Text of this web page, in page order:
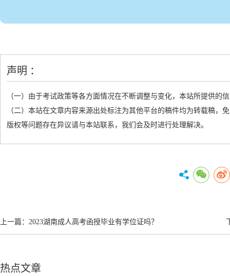
声明 ：
（一）由于考试政策等各方面情况在不断调整与变化，本站所提供的
（二）本站在文章内容来源出处标注为其他平台的稿件均为转载稿
版权等问题存在异议请与本站联系，我们会及时进行处理解决。
上一篇： 2023湖南成人高考函授毕业有学位证吗？
热点文章